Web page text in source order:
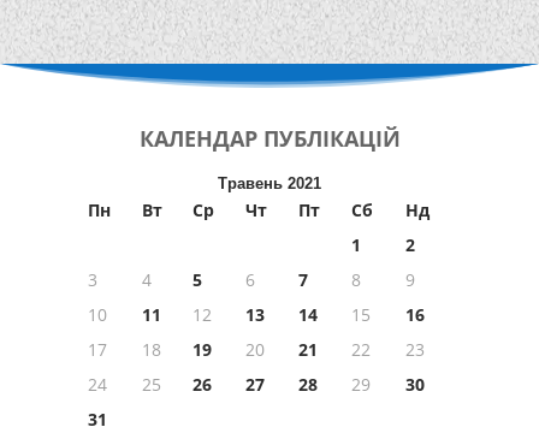
КАЛЕНДАР ПУБЛІКАЦІЙ
Травень 2021
Пн Вт Ср Чт Пт Сб
Нд
1
2
3
4 5 6 7 8
9
10
11 12 13 14 15
16
17
18 19 20 21 22
23
24
25 26 27 28 29
30
31